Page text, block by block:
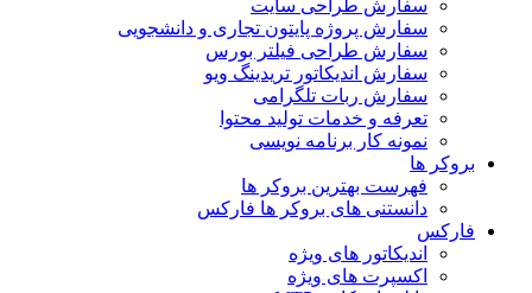
سفارش طراحی سایت
سفارش پروژه پایتون تجاری و دانشجویی
سفارش طراحی فیلتر بورس
سفارش اندیکاتور تریدینگ ویو
سفارش ربات تلگرامی
تعرفه و خدمات تولید محتوا
نمونه کار برنامه نویسی
بروکر ها
فهرست بهترین بروکر ها
دانستنی های بروکر ها فارکس
فارکس
اندیکاتور های ویژه
اکسپرت های ویژه